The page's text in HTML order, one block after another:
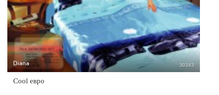
Diana 30343
Cool евро